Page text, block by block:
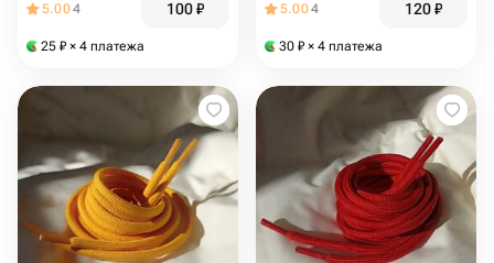
5.004 100₽
25 ₽ × 4 платежа
5.004 120₽
30 ₽ × 4 платежа